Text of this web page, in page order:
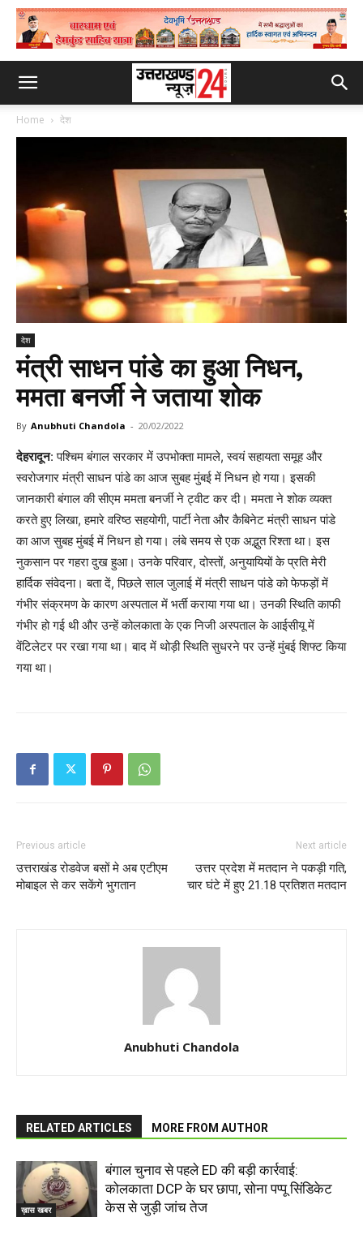
Home देश
देश
मंत्री साधन पांडे का हुआ निधन,
ममता बनर्जी ने जताया शोक
By Anubhuti Chandola - 20/02/2022
देहरादून: पश्चिम बंगाल सरकार में उपभोक्ता मामले, स्वयं सहायता समूह और
स्वरोजगार मंत्री साधन पांडे का आज सुबह मुंबई में निधन हो गया। इसकी
जानकारी बंगाल की सीएम ममता बनर्जी ने ट्वीट कर दी। ममता ने शोक व्यक्त
करते हुए लिखा, हमारे वरिष्ठ सहयोगी, पार्टी नेता और कैबिनेट मंत्री साधन पांडे
का आज सुबह मुंबई में निधन हो गया। लंबे समय से एक अद्भुत रिश्ता था। इस
नुकसान पर गहरा दुख हुआ। उनके परिवार, दोस्तों, अनुयायियों के प्रति मेरी
हार्दिक संवेदना। बता दें, पिछले साल जुलाई में मंत्री साधन पांडे को फेफड़ों में
गंभीर संक्रमण के कारण अस्पताल में भर्ती कराया गया था। उनकी स्थिति काफी
गंभीर हो गई थी और उन्हें कोलकाता के एक निजी अस्पताल के आईसीयू में
वेंटिलेटर पर रखा गया था। बाद में थोड़ी स्थिति सुधरने पर उन्हें मुंबई शिफ्ट किया
गया था।
Previous article
उत्तराखंड रोडवेज बसों मे अब एटीएम
मोबाइल से कर सकेंगे भुगतान
Next article
उत्तर प्रदेश में मतदान ने पकड़ी गति,
चार घंटे में हुए 21.18 प्रतिशत मतदान
Anubhuti Chandola
RELATED ARTICLES MORE FROM AUTHOR
ख़ास खबर
बंगाल चुनाव से पहले ED की बड़ी कार्रवाई:
कोलकाता DCP के घर छापा, सोना पप्पू सिंडिकेट
केस से जुड़ी जांच तेज